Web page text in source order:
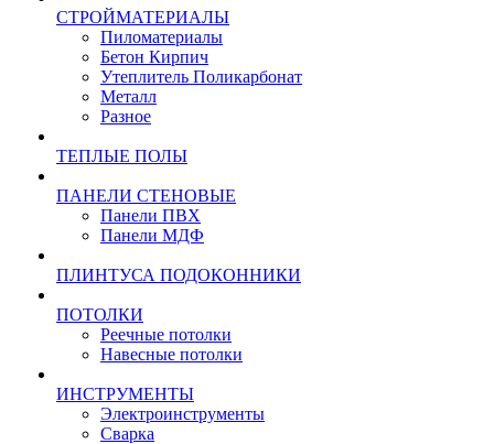
СТРОЙМАТЕРИАЛЫ
Пиломатериалы
Бетон Кирпич
Утеплитель Поликарбонат
Металл
Разное
ТЕПЛЫЕ ПОЛЫ
ПАНЕЛИ СТЕНОВЫЕ
Панели ПВХ
Панели МДФ
ПЛИНТУСА ПОДОКОННИКИ
ПОТОЛКИ
Реечные потолки
Навесные потолки
ИНСТРУМЕНТЫ
Электроинструменты
Сварка